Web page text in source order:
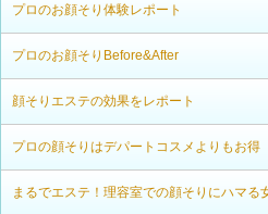
プロのお顔そり体験レポート
プロのお顔そりBefore&After
顔そりエステの効果をレポート
プロの顔そりはデパートコスメよりもお得
まるでエステ！理容室での顔そりにハマる